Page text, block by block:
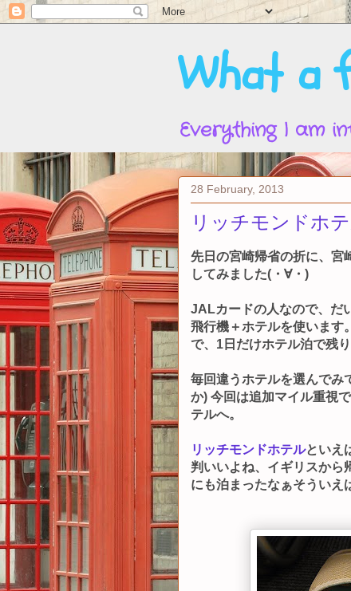
What a
Everything I am
28 February, 2013
リッチモンドホ
先日の宮崎帰省の折に、宮
してみました(・∀・)
JALカードの人なので、だ
飛行機＋ホテルを使います。
で、1日だけホテル泊で残
毎回違うホテルを選んでみ
か) 今回は追加マイル重視
テルへ。
リッチモンドホテルといえ
判いいよね、イギリスから
にも泊まったなぁそういえ